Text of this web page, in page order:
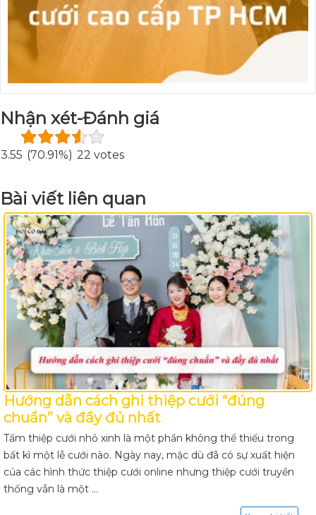
Nhận xét-Đánh giá
3.55 (70.91%) 22 votes
Bài viết liên quan
Hướng dẫn cách ghi thiệp cưới “đúng
chuẩn” và đầy đủ nhất
Tấm thiệp cưới nhỏ xinh là một phần không thể thiếu trong
bất kì một lễ cưới nào. Ngày nay, mặc dù đã có sự xuất hiện
của các hình thức thiệp cưới online nhưng thiệp cưới truyền
thống vẫn là một ...